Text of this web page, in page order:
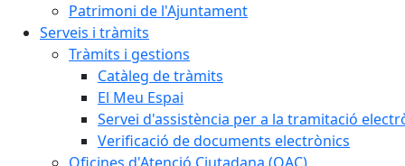
Patrimoni de l'Ajuntament
Serveis i tràmits
Tràmits i gestions
Catàleg de tràmits
El Meu Espai
Servei d'assistència per a la tramitació
Verificació de documents electrònics